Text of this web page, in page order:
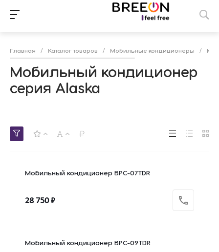
Главная / Каталог товаров / Мобильные кондиционеры /
Мобильный кондиционер
серия Alaska
Мобильный кондиционер BPC-07TDR
28 750 ₽
Мобильный кондиционер BPC-09TDR